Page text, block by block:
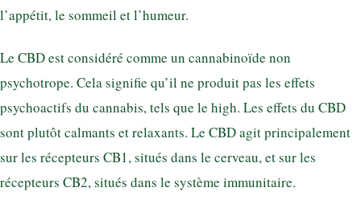
l’appétit, le sommeil et l’humeur.
Le CBD est considéré comme un cannabinoïde non
psychotrope. Cela signifie qu’il ne produit pas les effets
psychoactifs du cannabis, tels que le high. Les effets du CBD
sont plutôt calmants et relaxants. Le CBD agit principalement
sur les récepteurs CB1, situés dans le cerveau, et sur les
récepteurs CB2, situés dans le système immunitaire.